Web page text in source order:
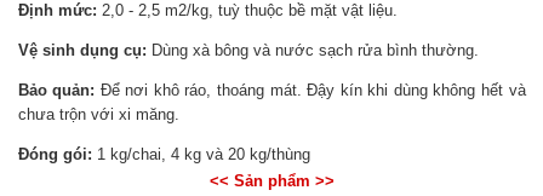
Định mức: 2,0 - 2,5 m2/kg, tuỳ thuộc bề mặt vật liệu.
Vệ sinh dụng cụ: Dùng xà bông và nước sạch rửa bình thường.
Bảo quản: Để nơi khô ráo, thoáng mát. Đậy kín khi dùng không hết và
chưa trộn với xi măng.
Đóng gói: 1 kg/chai, 4 kg và 20 kg/thùng
<< Sản phẩm >>